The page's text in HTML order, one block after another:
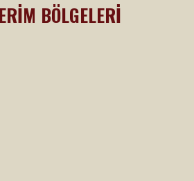
BÖLGELERİ